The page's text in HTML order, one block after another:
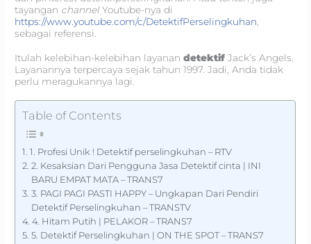
tayangan channelYoutube-nya di
https://www.youtube.com/c/DetektifPerselingkuhan,
sebagai referensi.
Itulah kelebihan-kelebihan layanandetektifJack’s Angels.
Layanannya terpercaya sejak tahun 1997. Jadi, Anda tidak
perlu meragukannya lagi.
Table of Contents
1. Profesi Unik ! Detektif perselingkuhan – RTV
2. Kesaksian Dari Pengguna Jasa Detektif cinta | INI
BARU EMPAT MATA – TRANS7
3. PAGI PAGI PASTI HAPPY – Ungkapan Dari Pendiri
Detektif Perselingkuhan – TRANSTV
4. Hitam Putih | PELAKOR – TRANS7
5. Detektif Perselingkuhan | ON THE SPOT – TRANS7